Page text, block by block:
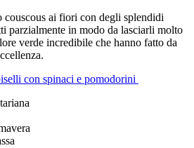
couscous ai fiori con degli splendidi
parzialmente in modo da lasciarli molto
verde incredibile che hanno fatto da
con spinaci e pomodorini